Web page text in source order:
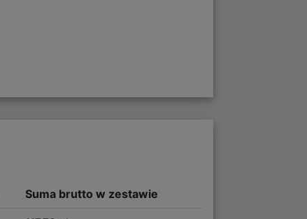
Suma brutto w zestawie